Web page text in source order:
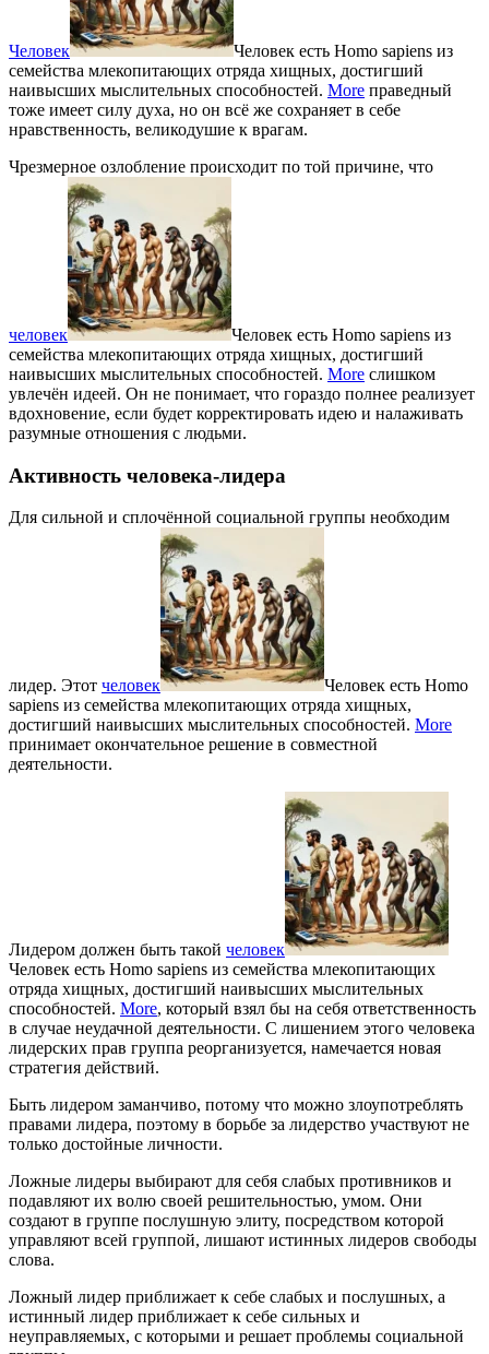
Человек
Человек есть Homo sapiens из
семейства млекопитающих отряда хищных, достигший
наивысших мыслительных способностей. More праведный
тоже имеет силу духа, но он всё же сохраняет в себе
нравственность, великодушие к врагам.
Чрезмерное озлобление происходит по той причине, что
человек
Человек есть Homo sapiens из
семейства млекопитающих отряда хищных, достигший
наивысших мыслительных способностей. More слишком
увлечён идеей. Он не понимает, что гораздо полнее реализует
вдохновение, если будет корректировать идею и налаживать
разумные отношения с людьми.
Активность человека-лидера
Для сильной и сплочённой социальной группы необходим
лидер. Этот человек
Человек есть Homo
sapiens из семейства млекопитающих отряда хищных,
достигший наивысших мыслительных способностей. More
принимает окончательное решение в совместной
деятельности.
Лидером должен быть такой человек
Человек есть Homo sapiens из семейства млекопитающих
отряда хищных, достигший наивысших мыслительных
способностей. More, который взял бы на себя ответственность
в случае неудачной деятельности. С лишением этого человека
лидерских прав группа реорганизуется, намечается новая
стратегия действий.
Быть лидером заманчиво, потому что можно злоупотреблять
правами лидера, поэтому в борьбе за лидерство участвуют не
только достойные личности.
Ложные лидеры выбирают для себя слабых противников и
подавляют их волю своей решительностью, умом. Они
создают в группе послушную элиту, посредством которой
управляют всей группой, лишают истинных лидеров свободы
слова.
Ложный лидер приближает к себе слабых и послушных, а
истинный лидер приближает к себе сильных и
неуправляемых, с которыми и решает проблемы социальной